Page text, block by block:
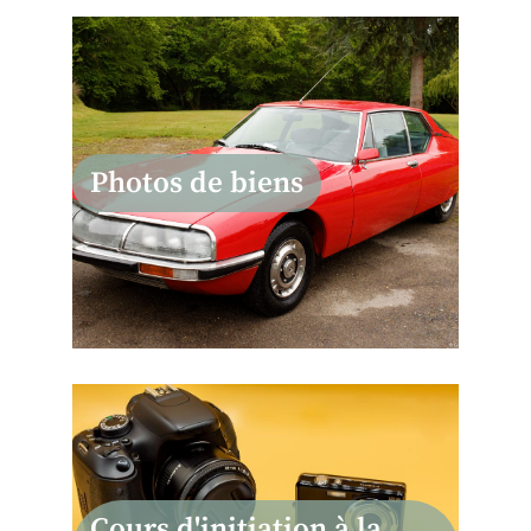
Photos de biens